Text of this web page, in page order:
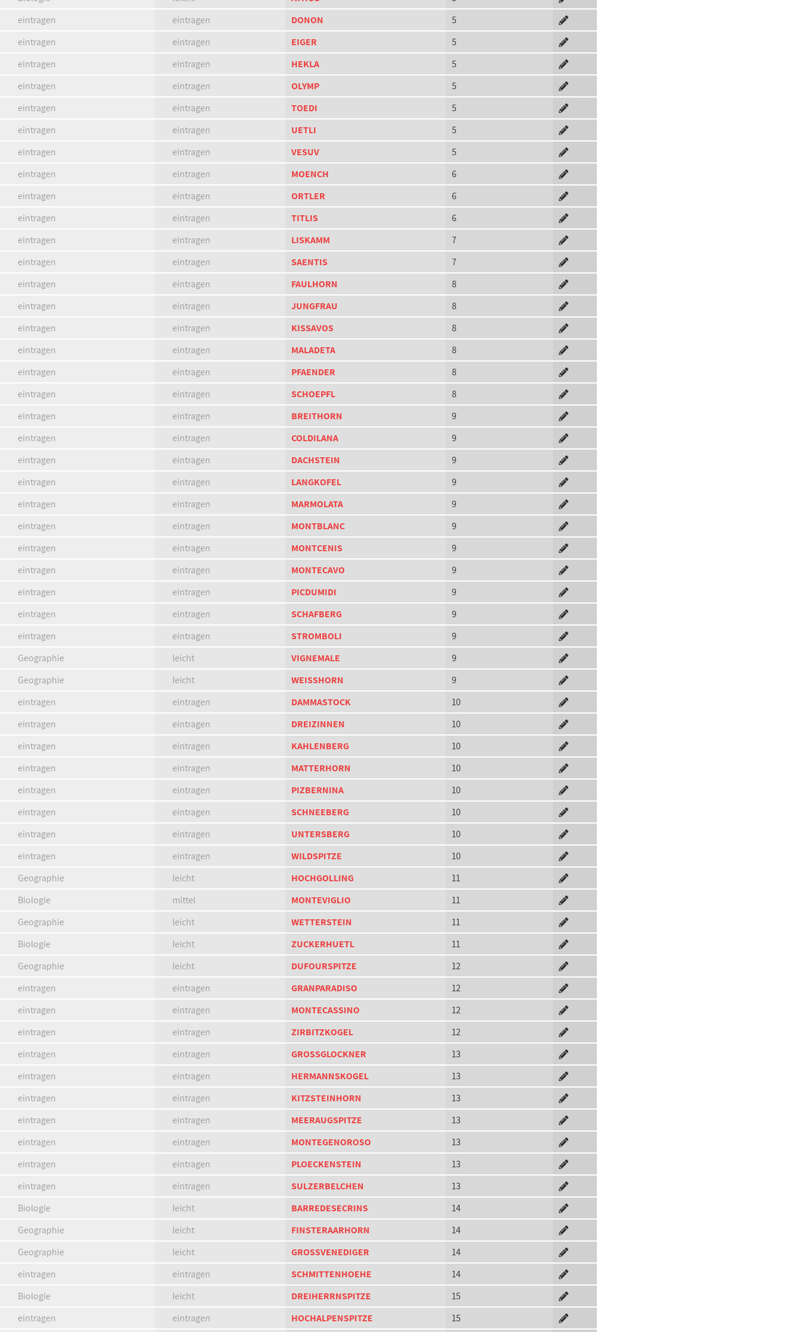
eintragen
eintragen DONON
5
eintragen
eintragen EIGER
5
eintragen
eintragen HEKLA
5
eintragen
eintragen OLYMP
5
eintragen
eintragen TOEDI
5
eintragen
eintragen UETLI
5
eintragen
eintragen VESUV
5
eintragen
eintragen MOENCH
6
eintragen
eintragen ORTLER
6
eintragen
eintragen TITLIS
6
eintragen
eintragen LISKAMM
7
eintragen
eintragen SAENTIS
7
eintragen
eintragen FAULHORN
8
eintragen
eintragen JUNGFRAU
8
eintragen
eintragen KISSAVOS
8
eintragen
eintragen MALADETA
8
eintragen
eintragen PFAENDER
8
eintragen
eintragen SCHOEPFL
8
eintragen
eintragen BREITHORN
9
eintragen
eintragen COLDILANA
9
eintragen
eintragen DACHSTEIN
9
eintragen
eintragen LANGKOFEL
9
eintragen
eintragen MARMOLATA
9
eintragen
eintragen MONTBLANC
9
eintragen
eintragen MONTCENIS
9
eintragen
eintragen MONTECAVO
9
eintragen
eintragen PICDUMIDI
9
eintragen
eintragen SCHAFBERG
9
eintragen
eintragen STROMBOLI
9
Geographie
leicht VIGNEMALE
9
Geographie
leicht WEISSHORN
9
eintragen
eintragen DAMMASTOCK
10
eintragen
eintragen DREIZINNEN
10
eintragen
eintragen KAHLENBERG
10
eintragen
eintragen MATTERHORN
10
eintragen
eintragen PIZBERNINA
10
eintragen
eintragen SCHNEEBERG
10
eintragen
eintragen UNTERSBERG
10
eintragen
eintragen WILDSPITZE
10
Geographie
leicht HOCHGOLLING
11
Biologie
mittel MONTEVIGLIO
11
Geographie
leicht WETTERSTEIN
11
Biologie
leicht ZUCKERHUETL
11
Geographie
leicht DUFOURSPITZE
12
eintragen
eintragen GRANPARADISO
12
eintragen
eintragen MONTECASSINO
12
eintragen
eintragen ZIRBITZKOGEL
12
eintragen
eintragen GROSSGLOCKNER
13
eintragen
eintragen HERMANNSKOGEL
13
eintragen
eintragen KITZSTEINHORN
13
eintragen
eintragen MEERAUGSPITZE
13
eintragen
eintragen MONTEGENOROSO
13
eintragen
eintragen PLOECKENSTEIN
13
eintragen
eintragen SULZERBELCHEN
13
Biologie
leicht BARREDESECRINS
14
Geographie
leicht FINSTERAARHORN
14
Geographie
leicht GROSSVENEDIGER
14
eintragen
eintragen SCHMITTENHOEHE
14
Biologie
leicht DREIHERRNSPITZE
15
eintragen
eintragen HOCHALPENSPITZE
15